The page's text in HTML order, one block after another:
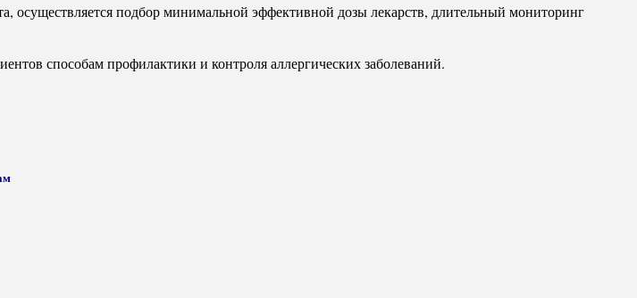
осуществляется подбор минимальной эффективной дозы лекарств, длительный мониторинг
способам профилактики и контроля аллергических заболеваний.